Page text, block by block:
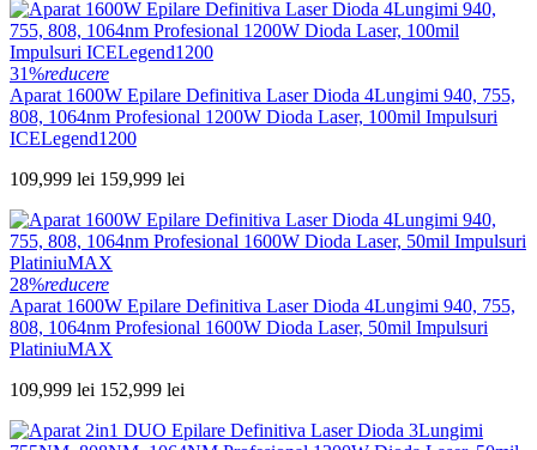
31%reducere
Aparat 1600W Epilare Definitiva Laser Dioda 4Lungimi 940, 755,
808, 1064nm Profesional 1200W Dioda Laser, 100mil Impulsuri
ICELegend1200
109,999 lei 159,999 lei
28%reducere
Aparat 1600W Epilare Definitiva Laser Dioda 4Lungimi 940, 755,
808, 1064nm Profesional 1600W Dioda Laser, 50mil Impulsuri
PlatiniuMAX
109,999 lei 152,999 lei